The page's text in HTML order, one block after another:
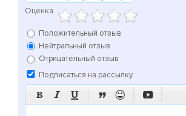
Оценка
Положительный отзыв
Нейтральный отзыв
Отрицательный отзыв
Подписаться на рассылку
     